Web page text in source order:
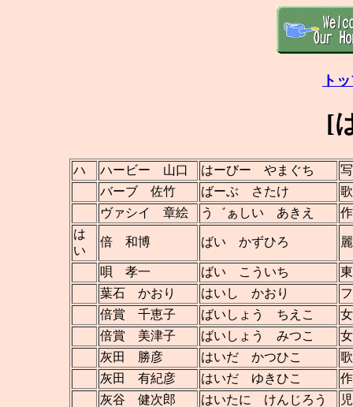
ト
[
ハ ハービー 山口 はーびー やまぐち
バーブ 佐竹
ばーぶ さたけ
ヴァシイ 章絵
う゛ぁしい あきえ
は
い
倍 和博 ばい かずひろ
唄 孝一 ばい こういち
葉石 かおり
はいし かおり
倍賞 千恵子
ばいしょう ちえこ
倍賞 美津子
ばいしょう みつこ
灰田 勝彦
はいだ かつひこ
灰田 有紀彦
はいだ ゆきひこ
灰谷 健次郎
はいたに けんじろう